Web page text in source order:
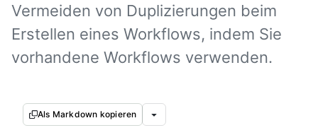
Vermeiden von Duplizierungen beim
Erstellen eines Workflows, indem Sie
vorhandene Workflows verwenden.
Als Markdown kopieren